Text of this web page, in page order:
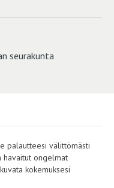
seurakunta
palautteesi välittömästi
kokemuksesi